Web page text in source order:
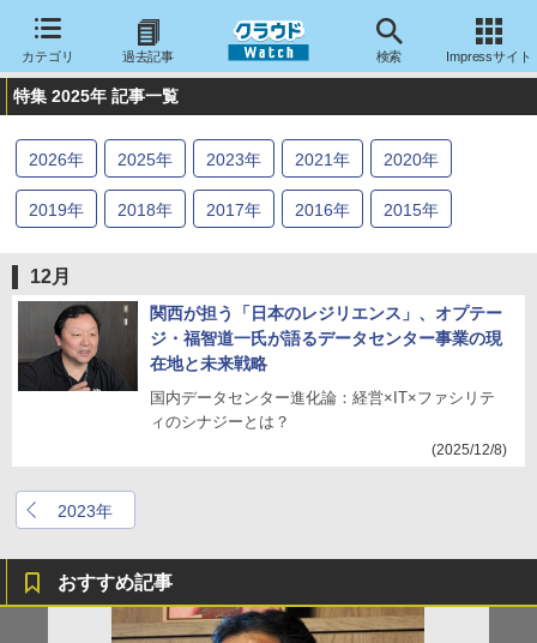
カテゴリ 過去記事 検索 Impressサイト
特集 2025年 記事一覧
2026年 2025年 2023年 2021年 2020年
2019年 2018年 2017年 2016年 2015年
12月
関西が担う「日本のレジリエンス」、オプテー
ジ・福智道一氏が語るデータセンター事業の現
在地と未来戦略
国内データセンター進化論：経営×IT×ファシリテ
ィのシナジーとは？
(2025/12/8)
2023年
おすすめ記事